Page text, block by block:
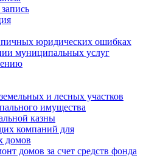
юридических ошибках
муниципальных услуг
и лесных участков
имущества
казны
компаний для
домов
домов за счет средств фонда